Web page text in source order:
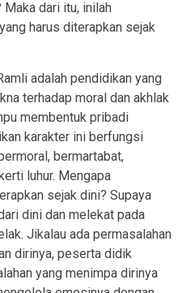
dari itu, inilah
harus diterapkan sejak
adalah pendidikan yang
terhadap moral dan akhlak
membentuk pribadi
karakter ini berfungsi
bermartabat,
luhur. Mengapa
sejak dini? Supaya
dini dan melekat pada
Jikalau ada permasalahan
dirinya, peserta didik
yang menimpa dirinya